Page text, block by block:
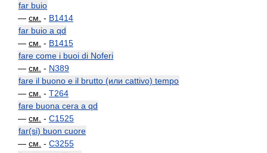
far buio
— см. - B1414
far buio a qd
— см. - B1415
fare come i buoi di Noferi
— см. - N389
fare il buono e il brutto (или cattivo) tempo
— см. - T264
fare buona cera a qd
— см. - C1525
far(si) buon cuore
— см. - C3255